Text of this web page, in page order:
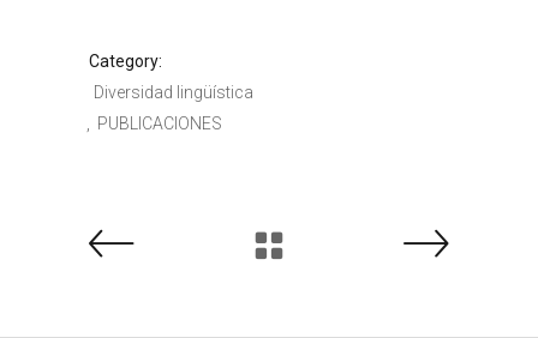
Category:
Diversidad lingüística
PUBLICACIONES